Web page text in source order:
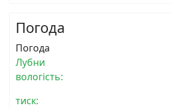
Погода
Погода
Лубни
вологість:
тиск: